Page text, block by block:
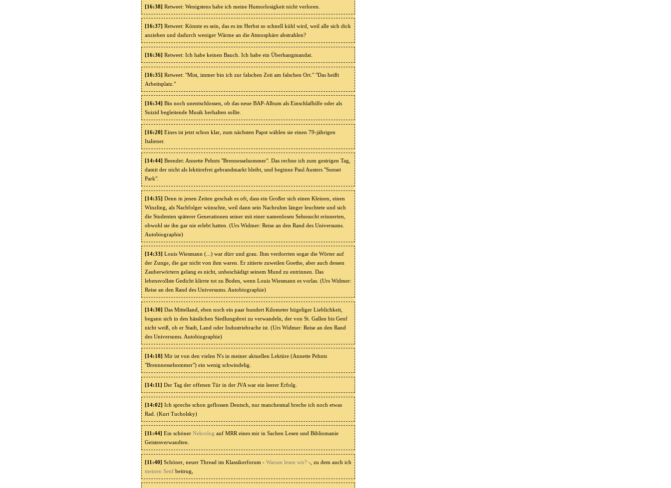
[16:38] Retweet: Wenigstens habe ich meine Humorlosigkeit nicht verloren.
[16:37] Retweet: Könnte es sein, das es im Herbst so schnell kühl wird, weil alle sich dick
anziehen und dadurch weniger Wärme an die Atmosphäre abstrahlen?
[16:36] Retweet: Ich habe keinen Bauch. Ich habe ein Überhangmandat.
[16:35] Retweet: "Mist, immer bin ich zur falschen Zeit am falschen Ort." "Das heißt
Arbeitsplatz."
[16:34] Bin noch unentschlossen, ob das neue BAP-Album als Einschlafhilfe oder als
Suizid begleitende Musik herhalten sollte.
[16:20] Eines ist jetzt schon klar, zum nächsten Papst wählen sie einen 79-jährigen
Italiener.
[14:44] Beendet: Annette Pehnts "Brennesselsommer". Das rechne ich zum gestrigen Tag,
damit der nicht als lektürefrei gebrandmarkt bleibt, und beginne Paul Austers "Sunset
Park".
[14:35] Denn in jenen Zeiten geschah es oft, dass ein Großer sich einen Kleinen, einen
Winzling, als Nachfolger wünschte, weil dann sein Nachruhm länger leuchtete und sich
die Studenten späterer Generationen seiner mit einer namenlosen Sehnsucht erinnerten,
obwohl sie ihn gar nie erlebt hatten. (Urs Widmer: Reise an den Rand des Universums.
Autobiographie)
[14:33] Louis Wiesmann (...) war dürr und grau. Ihm verdorrten sogar die Wörter auf
der Zunge, die gar nicht von ihm waren. Er zitierte zuweilen Goethe, aber auch dessen
Zauberwörtern gelang es nicht, unbeschädigt seinem Mund zu entrinnen. Das
lebensvollste Gedicht klirrte tot zu Boden, wenn Louis Wiesmann es vorlas. (Urs Widmer:
Reise an den Rand des Universums. Autobiographie)
[14:30] Das Mittelland, eben noch ein paar hundert Kilometer hügeliger Lieblichkeit,
begann sich in den hässlichen Siedlungsbrei zu verwandeln, der von St. Gallen bis Genf
nicht weiß, ob er Stadt, Land oder Industriebrache ist. (Urs Widmer: Reise an den Rand
des Universums. Autobiographie)
[14:18] Mir ist von den vielen N's in meiner aktuellen Lektüre (Annette Pehnts
"Brennnesselsommer") ein wenig schwindelig.
[14:11] Der Tag der offenen Tür in der JVA war ein leerer Erfolg.
[14:02] Ich spreche schon geflossen Deutsch, nur manchesmal breche ich noch etwas
Rad. (Kurt Tucholsky)
[11:44] Ein schöner Nekrolog auf MRR eines mir in Sachen Lesen und Bibliomanie
Geistesverwandten.
[11:40] Schöner, neuer Thread im Klassikerforum - Warum lesen wir? -, zu dem auch ich
meinen Senf beitrug,